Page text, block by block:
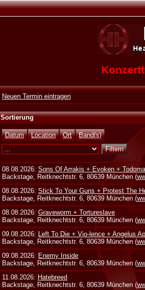
Neuen Termin eintragen
Sortierung
Datum Location Ort Band(s)
08.08.2026:Sons Of Arrakis + Evoken +
Backstage, Reitknechtstr. 6, 80639 München (
08.08.2026:Stick To Your Guns + Protest The
Backstage, Reitknechtstr. 6, 80639 München (
08.08.2026:Graveworm + Tortureslave
Backstage, Reitknechtstr. 6, 80639 München (
09.08.2026: Left To Die + Vio-lence + Angelus
Backstage, Reitknechtstr. 6, 80639 München (
09.08.2026: Enemy Inside
Backstage, Reitknechtstr. 6, 80639 München (
11.08.2026: Hatebreed
Backstage, Reitknechtstr. 6, 80639 München (